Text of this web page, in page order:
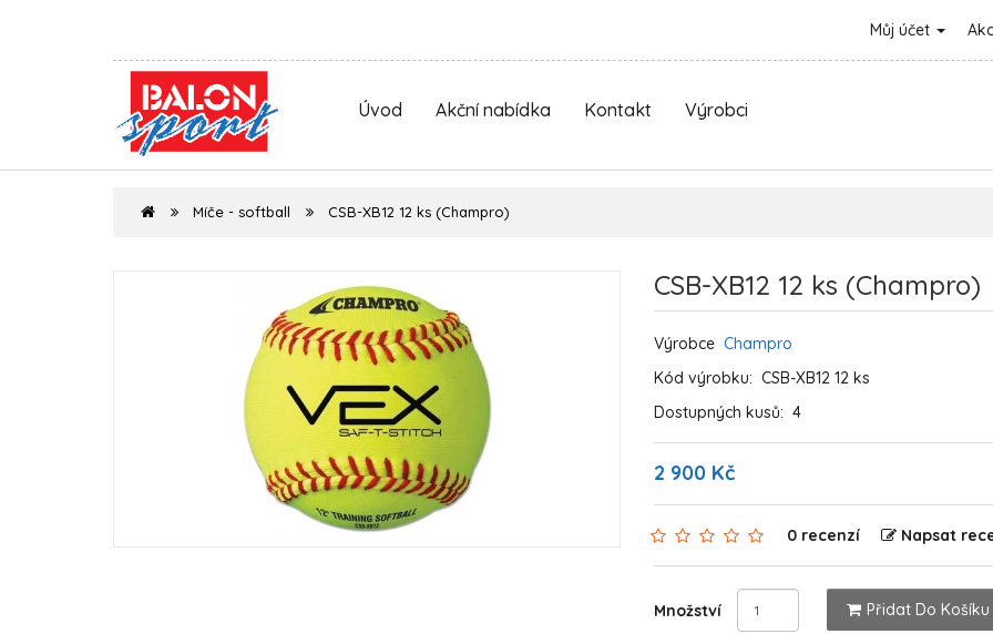
Můj účet
Úvod Akční nabídka Kontakt Výrobci
Míče - softball CSB-XB12 12 ks (Champro)
CSB-XB12 12 ks (Champro)
Výrobce Champro
Kód výrobku: CSB-XB12 12 ks
Dostupných kusů: 4
2 900 Kč
0 recenzí Napsat
Množství Přidat Do Košíku